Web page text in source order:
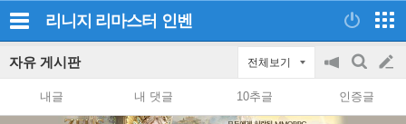
리니지 리마스터 인벤
자유 게시판 전체보기
공
on/off
검
색
글
쓰
내글 내 댓글 10추글 인증글